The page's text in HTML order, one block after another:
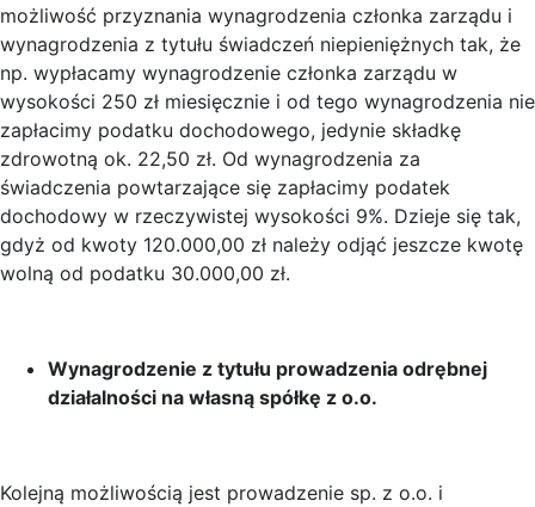
możliwość przyznania wynagrodzenia członka zarządu i
wynagrodzenia z tytułu świadczeń niepieniężnych tak, że
np. wypłacamy wynagrodzenie członka zarządu w
wysokości 250 zł miesięcznie i od tego wynagrodzenia nie
zapłacimy podatku dochodowego, jedynie składkę
zdrowotną ok. 22,50 zł. Od wynagrodzenia za
świadczenia powtarzające się zapłacimy podatek
dochodowy w rzeczywistej wysokości 9%. Dzieje się tak,
gdyż od kwoty 120.000,00 zł należy odjąć jeszcze kwotę
wolną od podatku 30.000,00 zł.
Wynagrodzenie z tytułu prowadzenia odrębnej
działalności na własną spółkę z o.o.
Kolejną możliwością jest prowadzenie sp. z o.o. i